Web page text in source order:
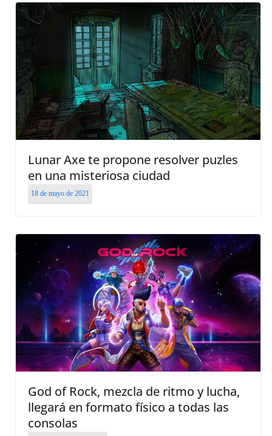
Lunar Axe te propone resolver puzles
en una misteriosa ciudad
18 de mayo de 2021
God of Rock, mezcla de ritmo y lucha,
llegará en formato físico a todas las
consolas